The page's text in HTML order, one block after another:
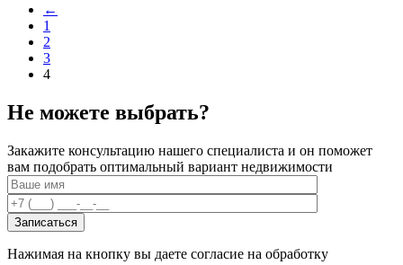
←
1
2
3
4
Не можете выбрать?
Закажите консультацию нашего специалиста и он поможет
вам подобрать оптимальный вариант недвижимости
Нажимая на кнопку вы даете согласие на обработку